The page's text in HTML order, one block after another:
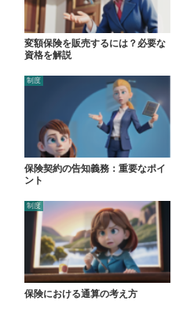
変額保険を販売するには？必要な
資格を解説
制度
保険契約の告知義務：重要なポイ
ント
制度
保険における通算の考え方